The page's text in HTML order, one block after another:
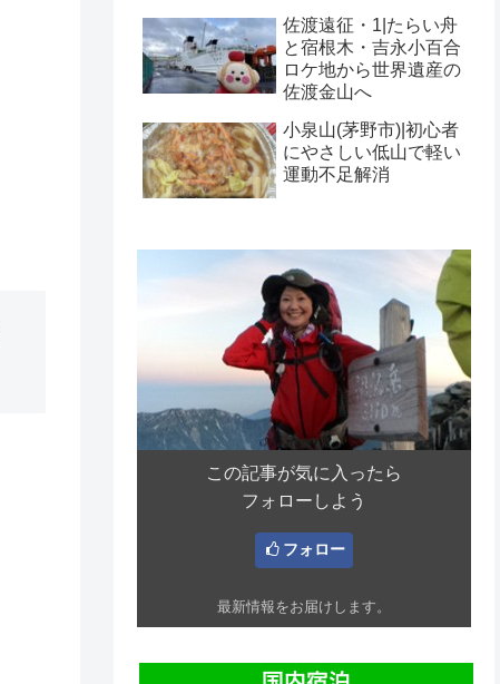
佐渡遠征・1|たらい舟
と宿根木・吉永小百合
ロケ地から世界遺産の
佐渡金山へ
小泉山(茅野市)|初心者
にやさしい低山で軽い
運動不足解消
この記事が気に入ったら
フォローしよう
フォロー
最新情報をお届けします。